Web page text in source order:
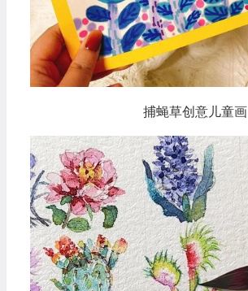
捕蝇草创意儿童画